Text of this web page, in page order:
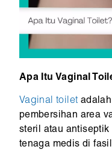
Apa Itu Vaginal
Vaginal toilet
pembersihan area
steril atau
tenaga medis di